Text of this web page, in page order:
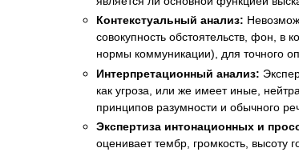
Контекстуальный анализ:
совокупность обстоятельств, фон,
нормы коммуникации), для точного
Интерпретационный анализ:
как угроза, или же имеет иные,
принципов разумности и обычного
Экспертиза интонационных и
оценивает тембр, громкость, высоту